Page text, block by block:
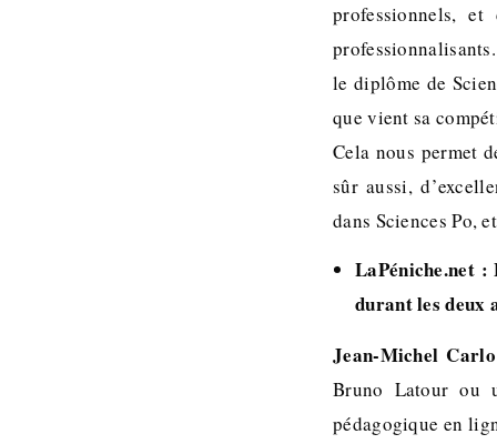
professionnels,
le diplôme de
que vient sa
Cela nous permet
sûr aussi,
dans Sciences Po,
LaPéniche.net :
durant les deux
Jean-Michel Carlo
Bruno Latour ou
pédagogique en